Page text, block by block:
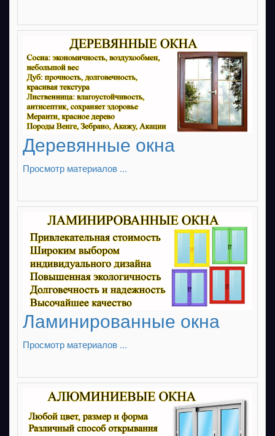
Деревянные окна
Просмотр материалов ...
Ламинированные окна
Просмотр материалов ...